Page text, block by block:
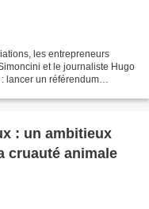
et le journaliste Hugo
lancer un référendum
: un ambitieux
cruauté animale